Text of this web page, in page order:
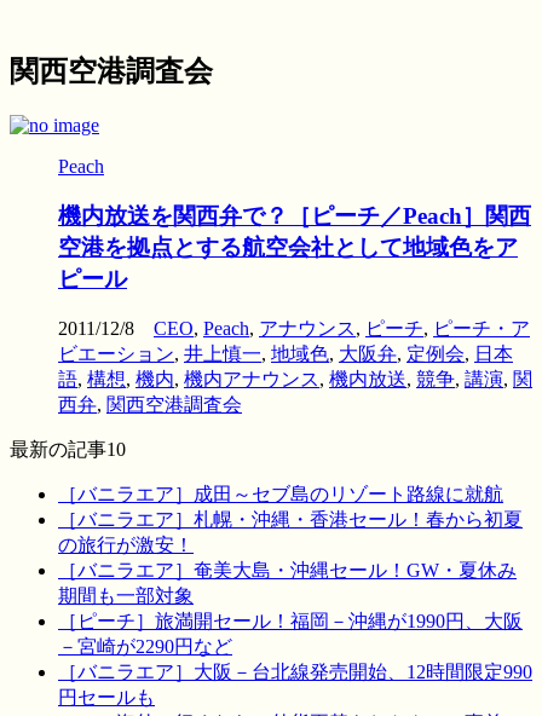
関西空港調査会
Peach
機内放送を関西弁で？［ピーチ／Peach］関西
空港を拠点とする航空会社として地域色をア
ピール
2011/12/8 CEO, Peach, アナウンス, ピーチ, ピーチ・ア
ビエーション, 井上慎一, 地域色, 大阪弁, 定例会, 日本
語, 構想, 機内, 機内アナウンス, 機内放送, 競争, 講演, 関
西弁, 関西空港調査会
最新の記事10
［バニラエア］成田～セブ島のリゾート路線に就航
［バニラエア］札幌・沖縄・香港セール！春から初夏
の旅行が激安！
［バニラエア］奄美大島・沖縄セール！GW・夏休み
期間も一部対象
［ピーチ］旅満開セール！福岡－沖縄が1990円、大阪
－宮崎が2290円など
［バニラエア］大阪－台北線発売開始、12時間限定990
円セールも